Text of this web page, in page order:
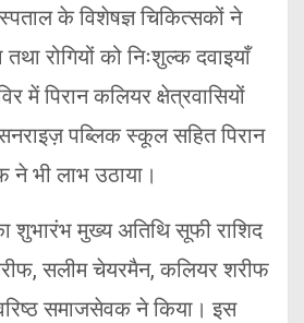
के विशेषज्ञ चिकित्सकों ने
तथा रोगियों को निःशुल्क दवाइयाँ
में पिरान कलियर क्षेत्रवासियों
पब्लिक स्कूल सहित पिरान
ने भी लाभ उठाया।
शुभारंभ मुख्य अतिथि सूफी राशिद
सलीम चेयरमैन, कलियर शरीफ
समाजसेवक ने किया। इस